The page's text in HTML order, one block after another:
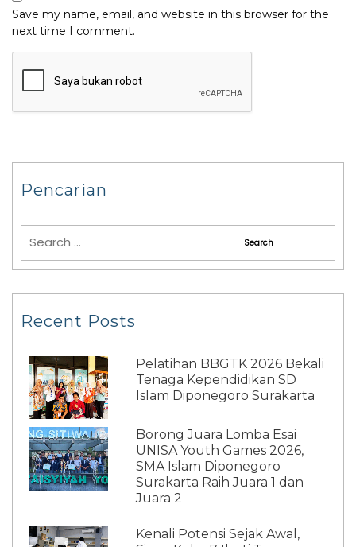
Save my name, email, and website in this browser for the
next time I comment.
Pencarian
Recent Posts
Pelatihan BBGTK 2026 Bekali
Tenaga Kependidikan SD
Islam Diponegoro Surakarta
Borong Juara Lomba Esai
UNISA Youth Games 2026,
SMA Islam Diponegoro
Surakarta Raih Juara 1 dan
Juara 2
Kenali Potensi Sejak Awal,